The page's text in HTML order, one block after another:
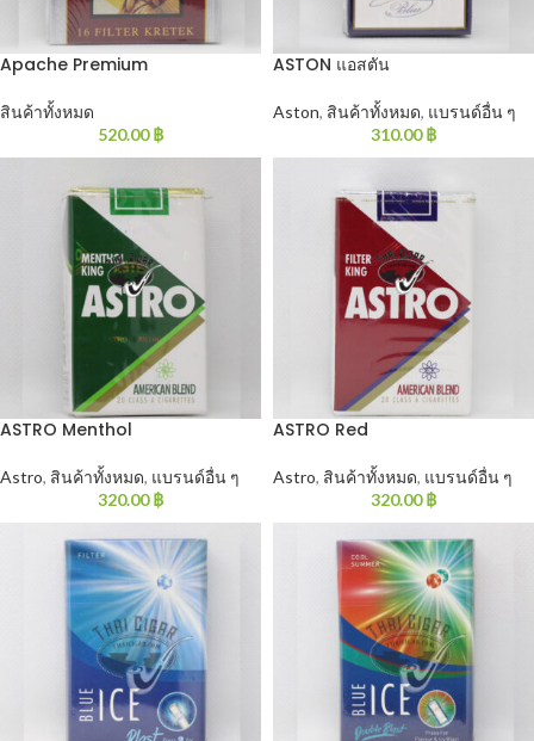
Apache Premium
สินค้าทั้งหมด
520.00฿
ASTON แอสตัน
Aston, สินค้าทั้งหมด, แบรนด์อื่น ๆ
310.00฿
ASTRO Menthol
Astro, สินค้าทั้งหมด, แบรนด์อื่น ๆ
320.00฿
ASTRO Red
Astro, สินค้าทั้งหมด, แบรนด์อื่น ๆ
320.00฿